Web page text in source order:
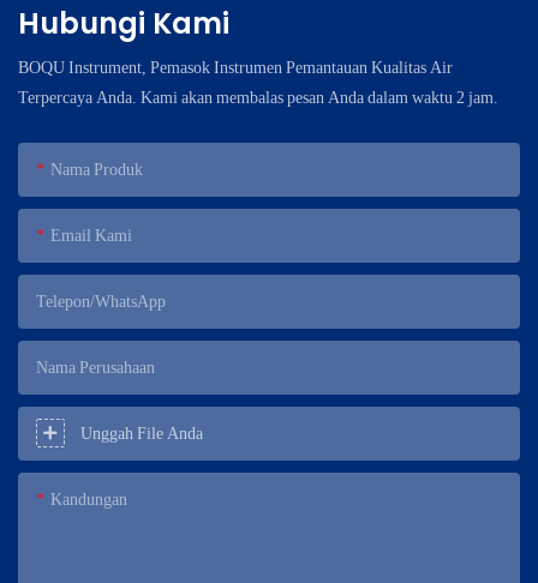
Hubungi Kami
BOQU Instrument, Pemasok Instrumen Pemantauan Kualitas Air
Terpercaya Anda. Kami akan membalas pesan Anda dalam waktu 2 jam.
Nama Produk
Email Kami
Telepon/WhatsApp
Nama Perusahaan
Unggah File Anda
Kandungan